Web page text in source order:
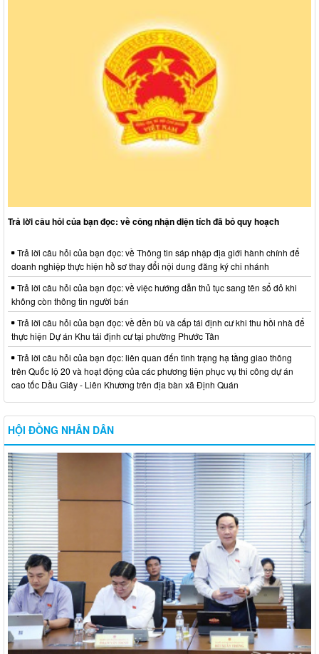
Trả lời câu hỏi của bạn đọc: về công nhận diện tích đã bỏ quy hoạch
Trả lời câu hỏi của bạn đọc: về Thông tin sáp nhập địa giới hành chính để
doanh nghiệp thực hiện hồ sơ thay đổi nội dung đăng ký chi nhánh
Trả lời câu hỏi của bạn đọc: về việc hướng dẫn thủ tục sang tên sổ đỏ khi
không còn thông tin người bán
Trả lời câu hỏi của bạn đọc: về đền bù và cấp tái định cư khi thu hồi nhà để
thực hiện Dự án Khu tái định cư tại phường Phước Tân
Trả lời câu hỏi của bạn đọc: liên quan đến tình trạng hạ tầng giao thông
trên Quốc lộ 20 và hoạt động của các phương tiện phục vụ thi công dự án
cao tốc Dầu Giây - Liên Khương trên địa bàn xã Định Quán
HỘI ĐỒNG NHÂN DÂN